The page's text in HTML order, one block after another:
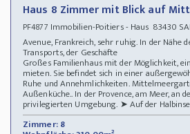
Haus 8 Zimmer mit Blick auf
PF4877 Immobilien-Poitiers - Haus 83430
Avenue, Frankreich, sehr ruhig. In der Nähe
Transports, der Geschäfte
Großes Familienhaus mit der Möglichkeit,
mieten. Sie befindet sich in einer
Ruhe und Annehmlichkeiten.
Außenküche.. In der Provence, am Meer, an
privilegierten Umgebung. ➤ Auf der
Zimmer: 8